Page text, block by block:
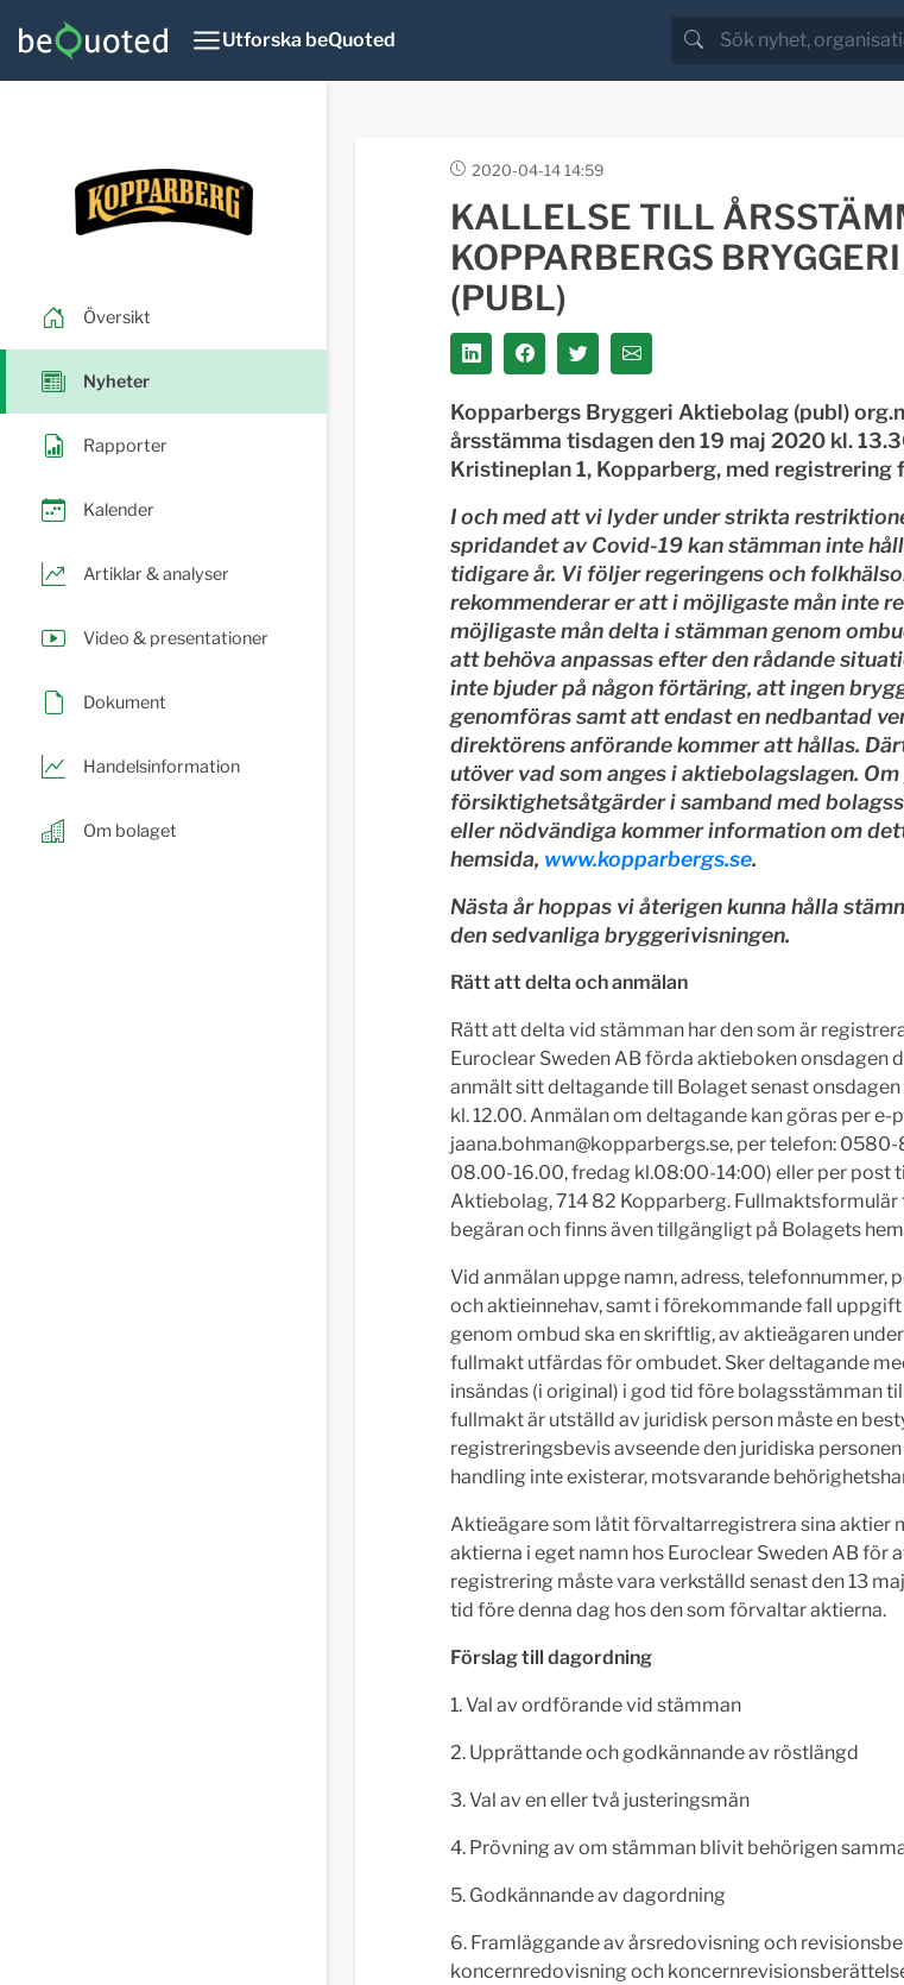
Utforska beQuoted
Översikt
Nyheter
Rapporter
Kalender
Artiklar & analyser
Video & presentationer
Dokument
Handelsinformation
Om bolaget
2020-04-14 14:59
KALLELSE TILL
KOPPARBERGS
(PUBL)
Kopparbergs Bryggeri Aktiebolag (publ)
årsstämma tisdagen den 19 maj 2020 kl.
Kristineplan 1, Kopparberg, med registrering
I och med att vi lyder under strikta
spridandet av Covid-19 kan stämman inte
tidigare år. Vi följer regeringens och
rekommenderar er att i möjligaste mån inte
möjligaste mån delta i stämman genom
att behöva anpassas efter den rådande
inte bjuder på någon förtäring, att ingen
genomföras samt att endast en nedbantad
direktörens anförande kommer att hållas.
utöver vad som anges i aktiebolagslagen.
försiktighetsåtgärder i samband med
eller nödvändiga kommer information om
hemsida, www.kopparbergs.se.
Nästa år hoppas vi återigen kunna hålla
den sedvanliga bryggerivisningen.
Rätt att delta och anmälan
Rätt att delta vid stämman har den som är
Euroclear Sweden AB förda aktieboken onsdagen
anmält sitt deltagande till Bolaget senast
kl. 12.00. Anmälan om deltagande kan göras per e-
jaana.bohman@kopparbergs.se, per telefon:
08.00-16.00, fredag kl.08:00-14:00) eller per post
Aktiebolag, 714 82 Kopparberg. Fullmaktsformulär
begäran och finns även tillgängligt på Bolagets
Vid anmälan uppge namn, adress, telefonnummer,
och aktieinnehav, samt i förekommande fall
genom ombud ska en skriftlig, av aktieägaren
fullmakt utfärdas för ombudet. Sker deltagande
insändas (i original) i god tid före bolagsstämman
fullmakt är utställd av juridisk person måste en
registreringsbevis avseende den juridiska
handling inte existerar, motsvarande
Aktieägare som låtit förvaltarregistrera sina aktier
aktierna i eget namn hos Euroclear Sweden AB för
registrering måste vara verkställd senast den 13
tid före denna dag hos den som förvaltar aktierna.
Förslag till dagordning
1. Val av ordförande vid stämman
2. Upprättande och godkännande av röstlängd
3. Val av en eller två justeringsmän
4. Prövning av om stämman blivit behörigen
5. Godkännande av dagordning
6. Framläggande av årsredovisning och
koncernredovisning och